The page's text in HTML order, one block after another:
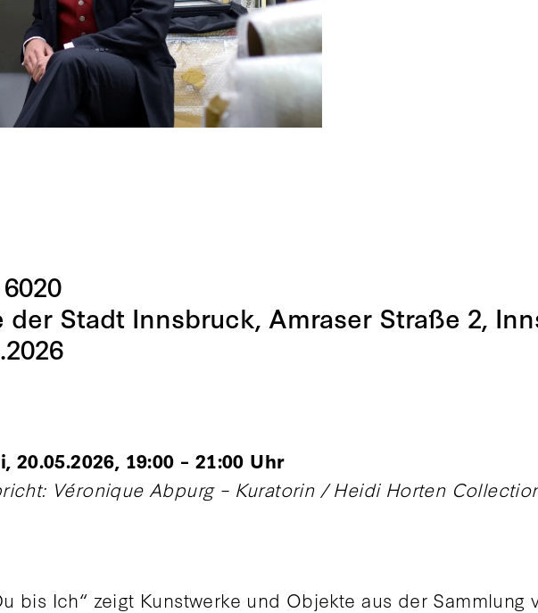
der Stadt Innsbruck, Amraser Straße 2,
20.05.2026, 19:00 – 21:00 Uhr
Véronique Abpurg – Kuratorin / Heidi Horten
bis Ich“ zeigt Kunstwerke und Objekte aus der Sammlung